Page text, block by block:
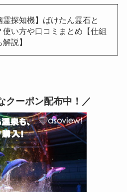
霊探知機】ばけたん霊石と
使い方や口コミまとめ【仕組
説】
クーポン配布中！／